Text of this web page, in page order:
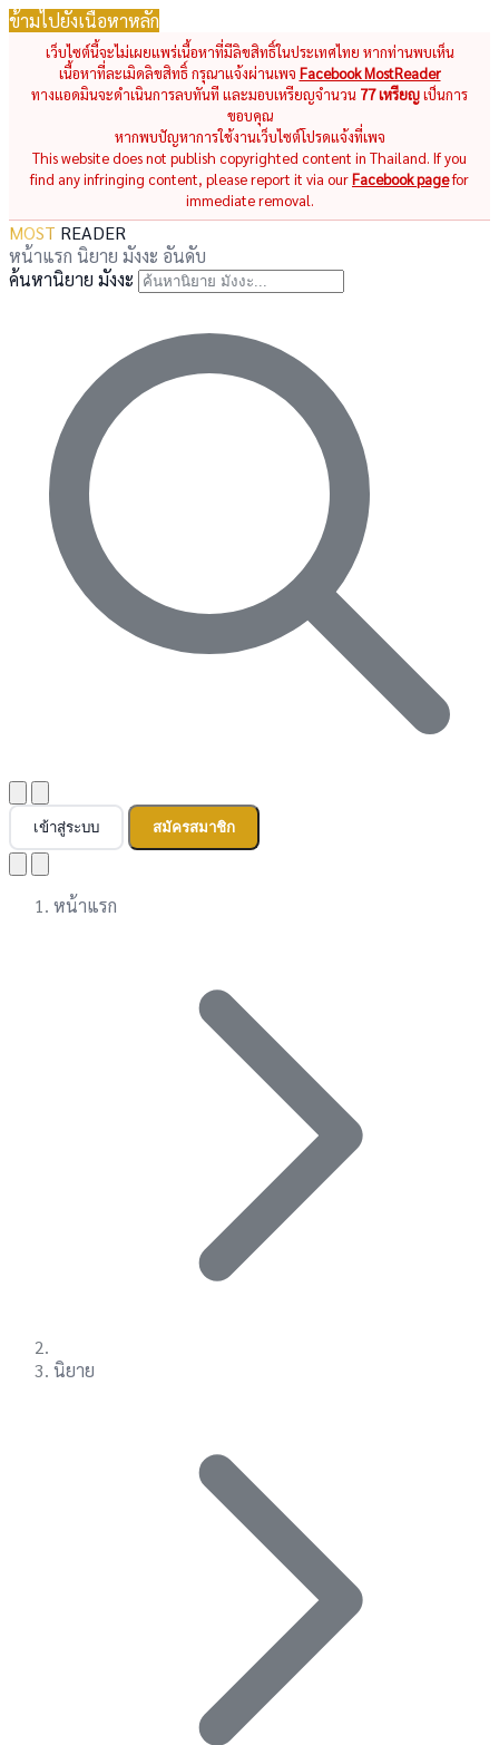
ข้ามไปยังเนื้อหาหลัก
เว็บไซต์นี้จะไม่เผยแพร่เนื้อหาที่มีลิขสิทธิ์ในประเทศไทย หากท่านพบเห็น
เนื้อหาที่ละเมิดลิขสิทธิ์ กรุณาแจ้งผ่านเพจ Facebook MostReader
ทางแอดมินจะดำเนินการลบทันที และมอบเหรียญจำนวน 77 เหรียญเป็นการ
ขอบคุณ
หากพบปัญหาการใช้งานเว็บไซต์โปรดแจ้งที่เพจ
This website does not publish copyrighted content in Thailand. If you
find any infringing content, please report it via ourFacebook pagefor
immediate removal.
MOST READER
หน้าแรก นิยาย มังงะ อันดับ
ค้นหานิยาย มังงะ
เข้าสู่ระบบ สมัครสมาชิก
หน้าแรก
นิยาย